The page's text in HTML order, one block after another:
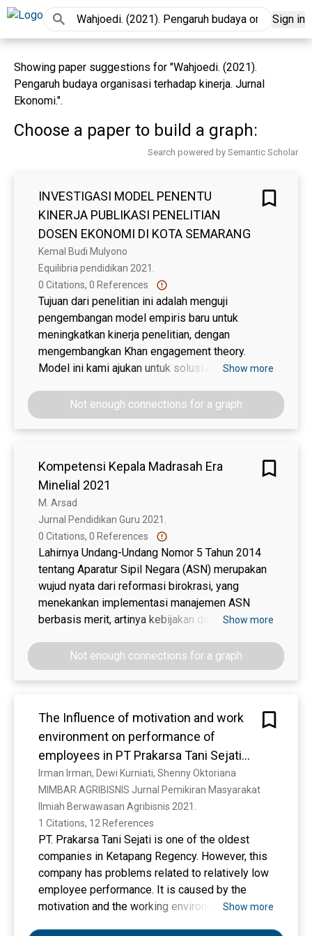
Sign in
Showing paper suggestions for "Wahjoedi. (2021).
Pengaruh budaya organisasi terhadap kinerja. Jurnal
Ekonomi.".
Choose a paper to build a graph:
Search powered by Semantic Scholar
INVESTIGASI MODEL PENENTU
KINERJA PUBLIKASI PENELITIAN
DOSEN EKONOMI DI KOTA SEMARANG
Kemal Budi Mulyono
Equilibria pendidikan 2021.
0 Citations, 0 References
Tujuan dari penelitian ini adalah menguji
pengembangan model empiris baru untuk
meningkatkan kinerja penelitian, dengan
mengembangkan Khan engagement theory.
Model ini kami ajukan untuk solusi atas hasil
kinerja. Penelitian menggunakan pendekatan
kuantatif dengan studi kausalitas, yang variabel -
variabel, dengan satuan analisis para dosen di
Semarang. Besaran sample yang diambil adalah
110 dan dianalisis dengan menggunakan
metode PLS-SEM, dengan uji model pengukuran
dan uji model struktural. Hasil menunjukkan
bahwa budaya organisasi, keterlibatan
pekerjaan, efektif dan signifikan dalam
memediasi pengaruh kepemimpinan terhadap
kinerja. Implikasinya pimpinan fakultas harus
membangun dan memfasilitasi kebijakan yang
terintregasi serta berdasar pada iklim akademik.
dosen ekonomi terkait dengan publikasi jurnal
internasional bereputasi secara baik dan
efektif. Kata Kunci: kepemimpinan, budaya
publikasi
Show more
Not enough connections for a graph
Kompetensi Kepala Madrasah Era
Minelial 2021
M. Arsad
Jurnal Pendidikan Guru 2021.
0 Citations, 0 References
Lahirnya Undang-Undang Nomor 5 Tahun 2014
tentang Aparatur Sipil Negara (ASN) merupakan
wujud nyata dari reformasi birokrasi, yang
menekankan implementasi manajemen ASN
berbasis merit, artinya kebijakan dan Manajemen
kompetensi, dan kinerja secara adil dan wajar
dengan tanpa membedakan latar belakang
politik, ras, warna kulit, agama, asal usul, jenis
kecacatan. Oleh karena itu, pengangkatan dan
penempatan hendaknya dilaksanakan secara
objektif dan kompetitif melalui penilaian
kompetensi. mengetahui prinsip kepemimpinan
Character of A Leader yang sesuai untuk
generasi milenial. Generasi millenial dewasa ini
tidak hanya unggul dalam bidang teknologi dan
ilmu pengetahuan, kaum muda ini kini mulai
menjadi trendsetter dalam bidang social, politik,
budaya dan ekonomi. Di era globalisasi, tidak
bisa dipungkiri bahwa seiring berkembangnya
teknologi yang berbasis digital application, para
Show more
Not enough connections for a graph
The Influence of motivation and work
environment on performance of
employees in PT Prakarsa Tani Sejati
Ketapang District
Irman Irman, Dewi Kurniati, Shenny Oktoriana
MIMBAR AGRIBISNIS Jurnal Pemikiran Masyarakat
Ilmiah Berwawasan Agribisnis 2021.
1 Citations, 12 References
PT. Prakarsa Tani Sejati is one of the oldest
companies in Ketapang Regency. However, this
company has problems related to relatively low
employee performance. It is caused by the
motivation and the working environment is not
Show more